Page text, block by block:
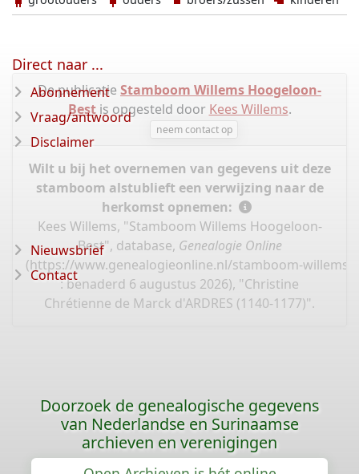
De publicatie Stamboom Willems Hoogeloon-
Bestis opgesteld door Kees Willems.
neem contact op
Wilt u bij het overnemen van gegevens uit deze
stamboom alstublieft een verwijzing naar de
herkomst opnemen:
Kees Willems, "Stamboom Willems Hoogeloon-
Best", database, Genealogie Online
(https://www.genealogieonline.nl/stamboom-willems-
: benaderd 6 augustus 2026), "Christine
Chrétienne de Marck d'ARDRES (1140-1177)".
Direct naar ...
Abonnement
Vraag/antwoord
Disclaimer
Nieuwsbrief
Contact
Doorzoek de genealogische gegevens
van Nederlandse en Surinaamse
archieven en verenigingen